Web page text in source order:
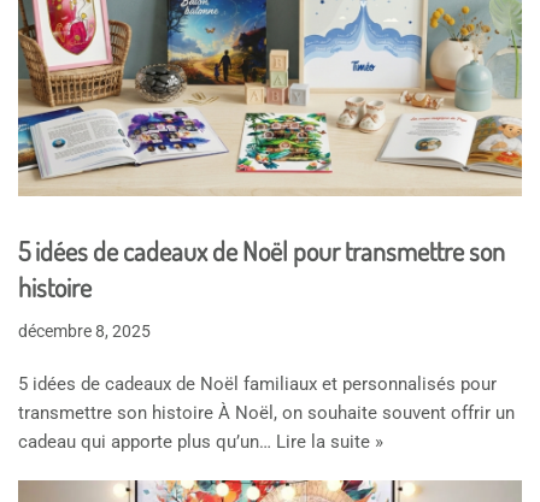
5 idées de cadeaux de Noël pour transmettre son
histoire
décembre 8, 2025
5 idées de cadeaux de Noël familiaux et personnalisés pour
transmettre son histoire À Noël, on souhaite souvent offrir un
cadeau qui apporte plus qu’un… Lire la suite »